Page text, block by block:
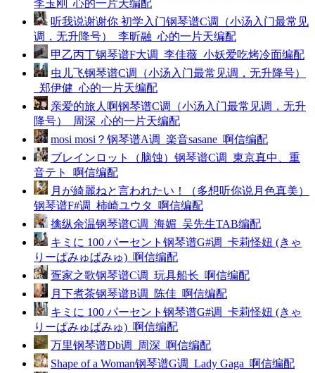
李玉刚_心的一片天编配
听我说谢谢你 初学入门钢琴谱C调（小汤入门最常见
调，无升降号）_李昕融_心的一片天编配
甲乙丙丁钢琴谱F大调_李佳薇_小妖爱吃烤冷面编配
虫儿飞钢琴谱C调（小汤入门最常见调，无升降号）
_郑伊健_心的一片天编配
亲爱的旅人啊钢琴谱C调（小汤入门最常见调，无升
降号）_周深_心的一片天编配
mosi mosi？钢琴谱A调_楽音sasane_啊信编配
ブレインロット（脑蚀）钢琴谱C调_東京真中、重
音テト_啊信编配
月が綺麗ねと言われたい！（多想听你说月色真美）
钢琴谱F#调_柿崎ユウタ_啊信编配
擒纵余温钢琴谱C调_海媚_吴先生TAB编配
キミに 100 パーセント钢琴谱G#调_卡莉怪妞 (きゃ
りーぱみゅぱみゅ)_啊信编配
疍家之歌钢琴谱C调_玩具船长_啊信编配
月下煮茶钢琴谱B调_陈佳_啊信编配
キミに 100 パーセント钢琴谱G#调_卡莉怪妞 (きゃ
りーぱみゅぱみゅ)_啊信编配
万里钢琴谱Db调_周深_啊信编配
Shape of a Woman钢琴谱G调_Lady Gaga_啊信编配